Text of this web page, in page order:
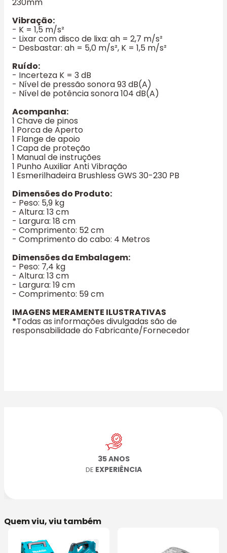
230mm
Vibração:
- K = 1,5 m/s²
- Lixar com disco de lixa: ah = 2,7 m/s²
- Desbastar: ah = 5,0 m/s², K = 1,5 m/s²
Ruído:
- Incerteza K = 3 dB
- Nível de pressão sonora 93 dB(A)
- Nível de potência sonora 104 dB(A)
Acompanha:
1 Chave de pinos
1 Porca de Aperto
1 Flange de apoio
1 Capa de proteção
1 Manual de instruções
1 Punho Auxiliar Anti Vibração
1 Esmerilhadeira Brushless GWS 30-230 PB
Dimensões do Produto:
- Peso: 5,9 kg
- Altura: 13 cm
- Largura: 18 cm
- Comprimento: 52 cm
- Comprimento do cabo: 4 Metros
Dimensões da Embalagem:
- Peso: 7,4 kg
- Altura: 13 cm
- Largura: 19 cm
- Comprimento: 59 cm
IMAGENS MERAMENTE ILUSTRATIVAS
*Todas as informações divulgadas são de
responsabilidade do Fabricante/Fornecedor
35 ANOS
DE EXPERIÊNCIA
Quem viu, viu também